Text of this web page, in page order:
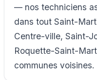
— nos techniciens
dans tout Saint-
Centre-ville, Saint-
Roquette-Saint-
communes voisines.